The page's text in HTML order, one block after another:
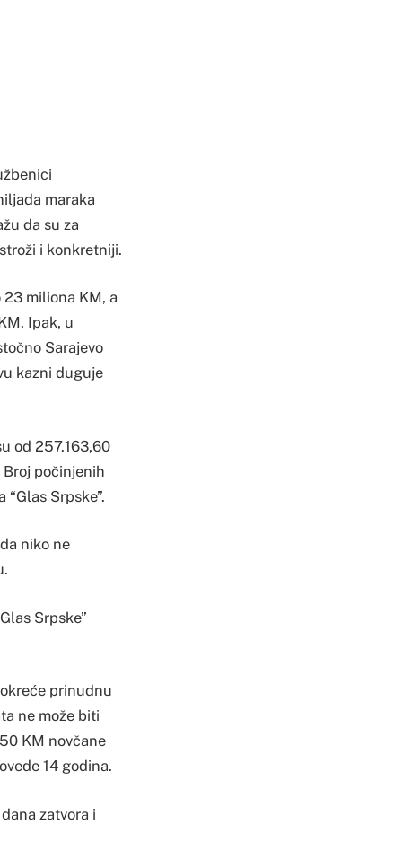
maraka
da su za
i konkretniji.
miliona KM, a
Ipak, u
Sarajevo
kazni duguje
od 257.163,60
počinjenih
Srpske”.
niko ne
Srpske”
prinudnu
ne može biti
KM novčane
14 godina.
zatvora i